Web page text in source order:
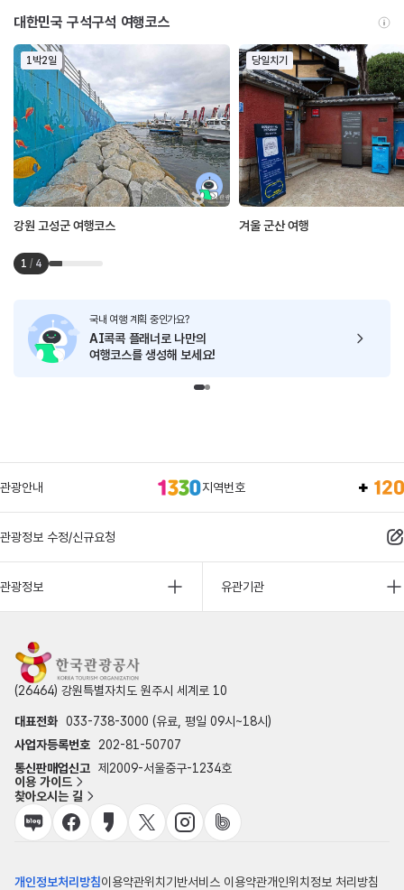
대한민국 구석구석 여행코스
1박2일
강원 고성군 여행코스
당일치기
겨울 군산 여행
1 / 4
국내 여행 계획 중인가요?
AI콕콕 플래너로 나만의
여행코스를 생성해 보세요!
관광안내 지역번호
관광정보 수정/신규요청
관광정보 유관기관
(26464) 강원특별자치도 원주시 세계로 10
대표전화 033-738-3000 (유료, 평일 09시~18시)
사업자등록번호 202-81-50707
통신판매업신고 제2009-서울중구-1234호
이용 가이드
찾아오시는 길
개인정보처리방침이용약관위치기반서비스 이용약관개인위치정보 처리방침